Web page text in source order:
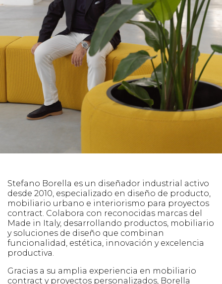
Stefano Borella es un diseñador industrial activo
desde 2010, especializado en diseño de producto,
mobiliario urbano e interiorismo para proyectos
contract. Colabora con reconocidas marcas del
Made in Italy, desarrollando productos, mobiliario
y soluciones de diseño que combinan
funcionalidad, estética, innovación y excelencia
productiva.
Gracias a su amplia experiencia en mobiliario
contract y proyectos personalizados, Borella